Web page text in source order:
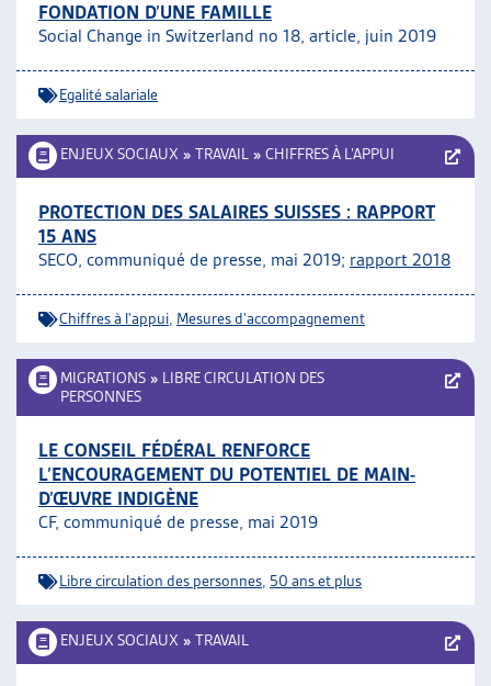
FONDATION D’UNE FAMILLE
Social Change in Switzerland no 18, article, juin 2019
Egalité salariale
ENJEUX SOCIAUX » TRAVAIL » CHIFFRES À L’APPUI
PROTECTION DES SALAIRES SUISSES : RAPPORT
15 ANS
SECO, communiqué de presse, mai 2019; rapport 2018
Chiffres à l'appui Mesures d'accompagnement
MIGRATIONS » LIBRE CIRCULATION DES
PERSONNES
LE CONSEIL FÉDÉRAL RENFORCE
L’ENCOURAGEMENT DU POTENTIEL DE MAIN-
D’ŒUVRE INDIGÈNE
CF, communiqué de presse, mai 2019
Libre circulation des personnes 50 ans et plus
ENJEUX SOCIAUX » TRAVAIL